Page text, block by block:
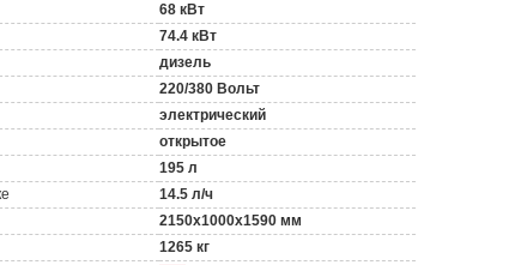
68 кВт
74.4 кВт
дизель
220/380 Вольт
электрический
открытое
195 л
14.5 л/ч
2150x1000x1590 мм
1265 кг